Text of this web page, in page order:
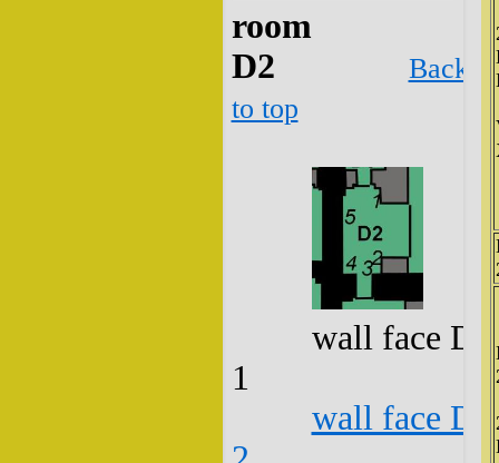
room
D2
Back
to top
wall face
1
wall face